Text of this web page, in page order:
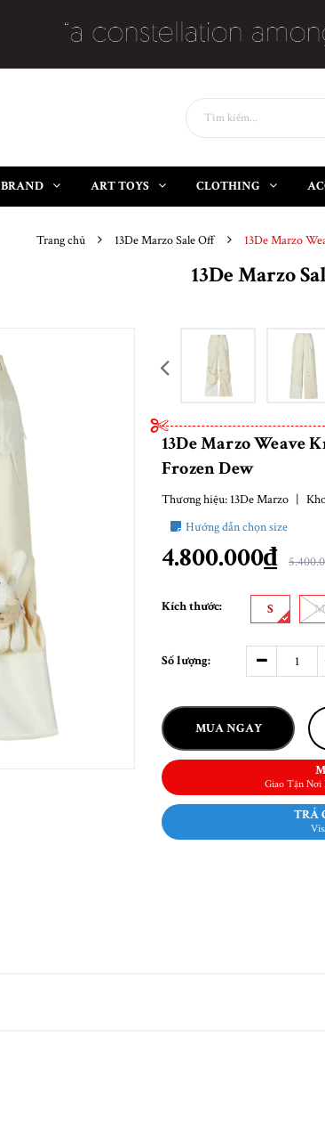
BRAND ART TOYS CLOTHING
Trang chủ 13De Marzo Sale Off 13De Marzo
13De Marzo
13De Marzo Weave
Frozen Dew
Thương hiệu: 13De Marzo |
Hướng dẫn chọn size
4.800.000₫
Kích thước: S M
Số lượng:
MUA NGAY
Giao Tận Nơi
TRẢ